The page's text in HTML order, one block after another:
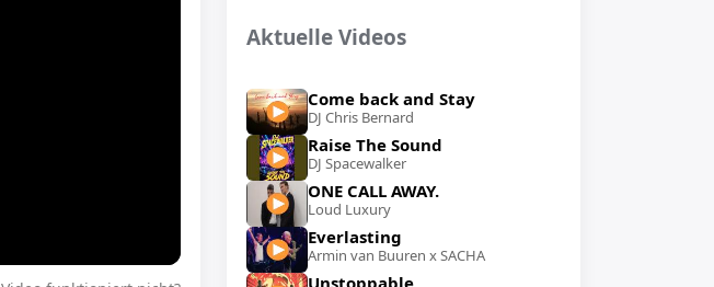
Aktuelle Videos
Come back and Stay
DJ Chris Bernard
Raise The Sound
DJ Spacewalker
ONE CALL AWAY.
Loud Luxury
Everlasting
Armin van Buuren x SACHA
Unstoppable